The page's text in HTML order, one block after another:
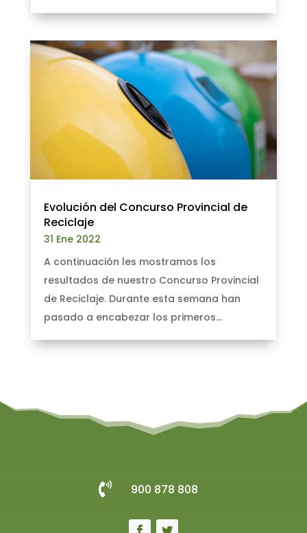
Evolución del Concurso Provincial de
Reciclaje
31 Ene 2022
A continuación les mostramos los
resultados de nuestro Concurso Provincial
de Reciclaje. Durante esta semana han
pasado a encabezar los primeros...
 900 878 808